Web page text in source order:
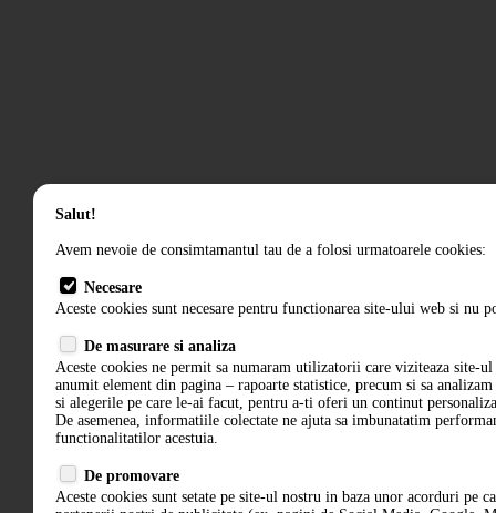
Salut!
Avem nevoie de consimtamantul tau de a folosi urmatoarele cookies:
Necesare
Aceste cookies sunt necesare pentru functionarea site-ului web si nu
De masurare si analiza
Aceste cookies ne permit sa numaram utilizatorii care viziteaza site-ul
anumit element din pagina – rapoarte statistice, precum si sa
si alegerile pe care le-ai facut, pentru a-ti oferi un continut
De asemenea, informatiile colectate ne ajuta sa imbunatatim
functionalitatilor acestuia.
De promovare
Aceste cookies sunt setate pe site-ul nostru in baza unor acorduri pe